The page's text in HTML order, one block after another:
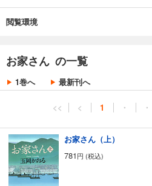
閲覧環境
お家さん の一覧
1巻へ 最新刊へ
<< < 1 ・ ・
お家さん（上）
781円 (税込)